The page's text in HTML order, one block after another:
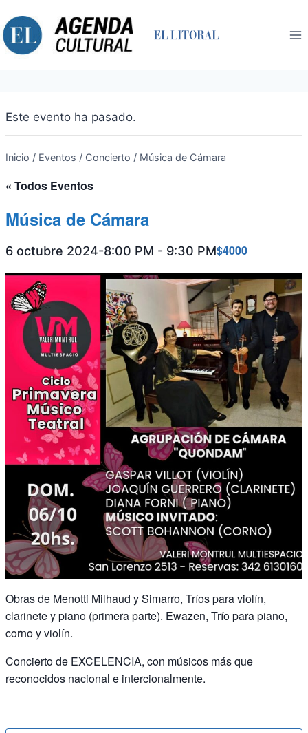
al
contenido
Este evento ha pasado.
Inicio / Eventos / Concierto / Música de Cámara
« Todos Eventos
Música de Cámara
6 octubre 2024-8:00 PM - 9:30 PM$4000
Obras de Menotti Milhaud y Simarro, Tríos para violín,
clarinete y piano (primera parte). Ewazen, Trío para piano,
corno y violín.
Concierto de EXCELENCIA, con músicos más que
reconocidos nacional e intercionalmente.